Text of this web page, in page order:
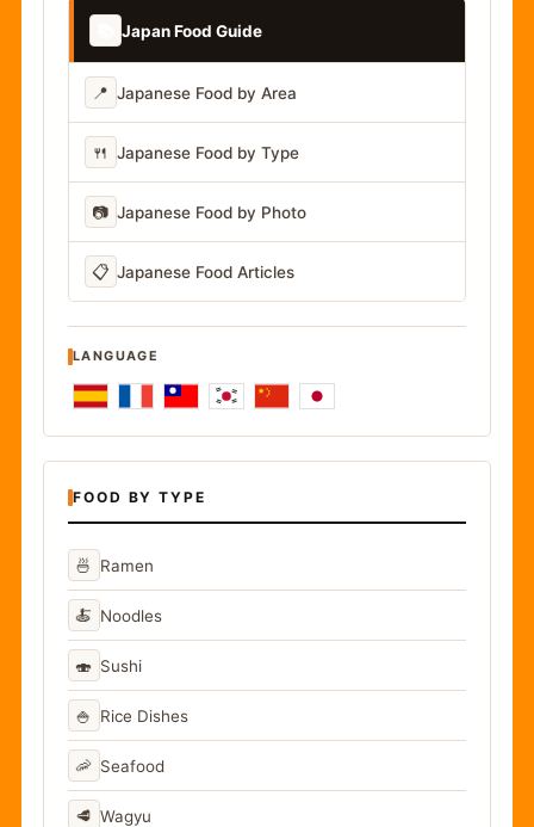
Japan Food Guide
📍 Japanese Food by Area
🍴 Japanese Food by Type
📷 Japanese Food by Photo
📋 Japanese Food Articles
LANGUAGE
FOOD BY TYPE
🍜 Ramen
🍝 Noodles
🍣 Sushi
🍚 Rice Dishes
🦐 Seafood
🥩 Wagyu